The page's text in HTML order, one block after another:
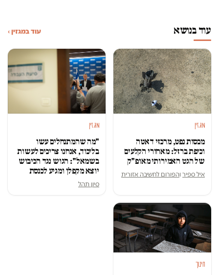
עוד בנושא עוד במגזין ›
מגזין
מכסות נפט, מרכזי דאטה
וכיפת ברזל: מאחורי הקלעים
של הגט האמירותי מאופ"ק
איל ספיר והפורום לחשיבה אזורית
מגזין
"מה שהמתנחלים עשו
בליכוד, אנחנו צריכים לעשות
בשמאל": הגוש נגד הכיבוש
יוצא מקפלן ומגיע לכנסת
סיון תהל
חינוך